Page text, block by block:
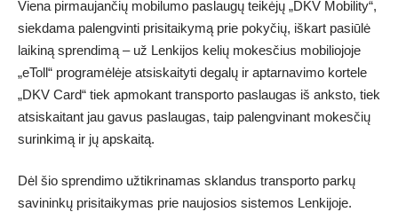
Viena pirmaujančių mobilumo paslaugų teikėjų „DKV Mobility“,
siekdama palengvinti prisitaikymą prie pokyčių, iškart pasiūlė
laikiną sprendimą – už Lenkijos kelių mokesčius mobiliojoje
„eToll“ programėlėje atsiskaityti degalų ir aptarnavimo kortele
„DKV Card“ tiek apmokant transporto paslaugas iš anksto, tiek
atsiskaitant jau gavus paslaugas, taip palengvinant mokesčių
surinkimą ir jų apskaitą.
Dėl šio sprendimo užtikrinamas sklandus transporto parkų
savininkų prisitaikymas prie naujosios sistemos Lenkijoje.